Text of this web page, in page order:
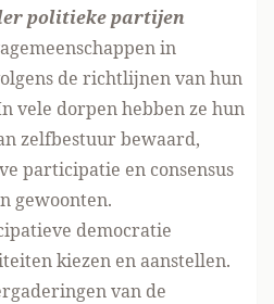
politieke partijen
in
de richtlijnen van hun
vele dorpen hebben ze hun
zelfbestuur bewaard,
participatie en consensus
gewoonten.
democratie
kiezen en aanstellen.
van de